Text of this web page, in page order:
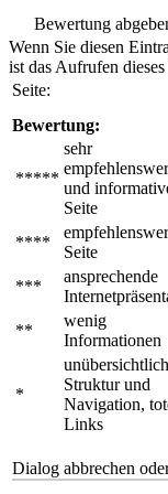
Bewertung
Wenn Sie diesen
ist das Aufrufen
Seite:
Bewertung:
*****
sehr
und
Seite
****
Seite
***
ansprechende
**
wenig
Informationen
*
Struktur und
Navigation,
Links
Dialog abbrechen